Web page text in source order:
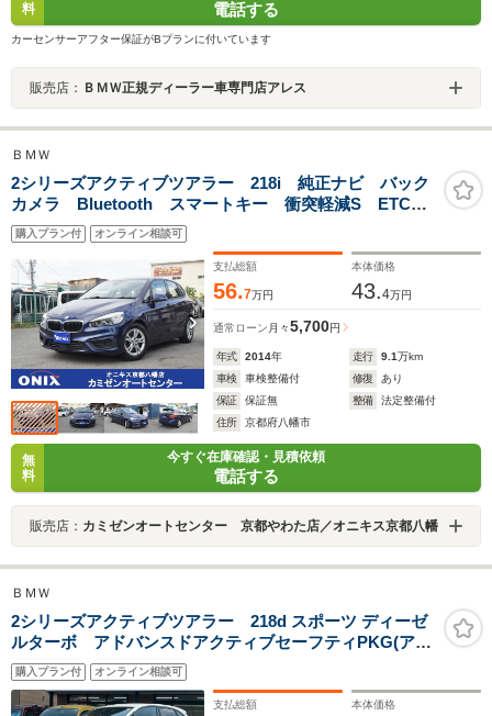
料
電話する
カーセンサーアフター保証がBプランに付いています
販売店： ＢＭＷ正規ディーラー車専門店アレス
ＢＭＷ
2シリーズアクティブツアラー 218i 純正ナビ バック
カメラ Bluetooth スマートキー 衝突軽減S ETC
LEDヘッドライト オートライト 純正アルミ
購入プラン付 オンライン相談可
支払総額
56.7万円
本体価格
43.4万円
通常ローン 月々5,700円
年式 2014年 走行 9.1万km
車検
車検整備付 修復
あり
保証
保証無 整備
法定整備付
住所
京都府八幡市
無
料
今すぐ在庫確認・見積依頼
電話する
販売店： カミゼンオートセンター 京都やわた店／オニキス京都八幡
ＢＭＷ
2シリーズアクティブツアラー 218d スポーツ ディーゼ
ルターボ アドバンスドアクティブセーフティPKG(アク
ティブクルーズコントロール・HUD)/パーキングサポート
PKG(バックカメラ)/コンフォートPKG(パワーバックド
ア・シートヒーター・コンフォートアクセス)/純正ナビ
購入プラン付 オンライン相談可
支払総額 本体価格